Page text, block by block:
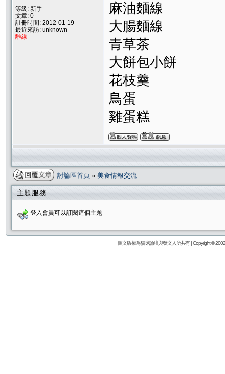
等級: 新手
文章: 0
註冊時間: 2012-01-19
最近來訪: unknown
離線
麻油麵線
大腸麵線
青草茶
大餅包小餅
花枝羹
鳥蛋
雞蛋糕
討論區首頁 » 美食情報交流
主題服務
登入會員可以訂閱這個主題
圖文版權為貓咪論壇與發文人所共有 | Copyright ©